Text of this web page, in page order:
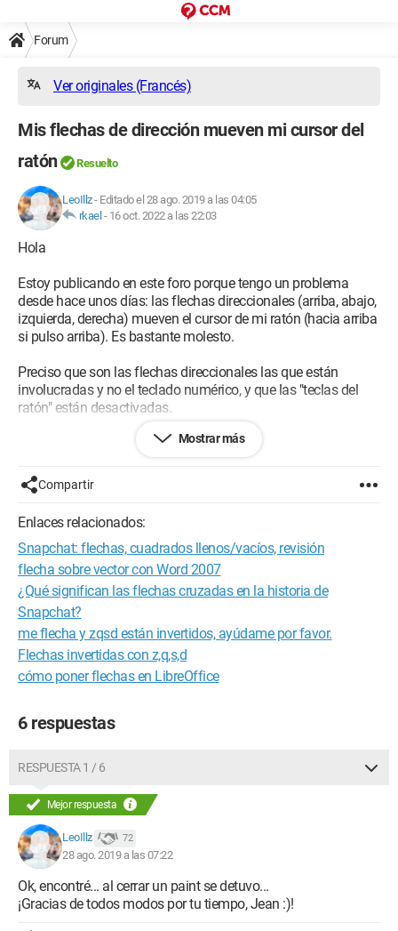
Forum
Ver originales (Francés)
Mis flechas de dirección mueven mi cursor del
ratón
Resuelto
LeoIllz- Editado el 28 ago. 2019 a las 04:05
rkael - 16 oct. 2022 a las 22:03
Hola
Estoy publicando en este foro porque tengo un problema
desde hace unos días: las flechas direccionales (arriba, abajo,
izquierda, derecha) mueven el cursor de mi ratón (hacia arriba
si pulso arriba). Es bastante molesto.
Preciso que son las flechas direccionales las que están
involucradas y no el teclado numérico, y que las "teclas del
ratón" están desactivadas.
He intentado reinstalar el controlador del teclado, pero no ha
El problema también es observable con el teclado visual de
Windows.
Gracias de antemano por sus respuestas.
Mostrar más
Compartir
Enlaces relacionados:
Snapchat: flechas, cuadrados llenos/vacíos, revisión
flecha sobre vector con Word 2007
¿Qué significan las flechas cruzadas en la historia de
Snapchat?
me flecha y zqsd están invertidos, ayúdame por favor.
Flechas invertidas con z,q,s,d
cómo poner flechas en LibreOffice
6 respuestas
RESPUESTA 1 / 6
Mejor respuesta
LeoIllz 72
28 ago. 2019 a las 07:22
Ok, encontré... al cerrar un paint se detuvo...
¡Gracias de todos modos por tu tiempo, Jean :)!